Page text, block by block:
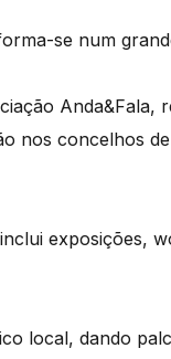
se num
Anda&Fala,
nos concelhos
exposições,
local, dando